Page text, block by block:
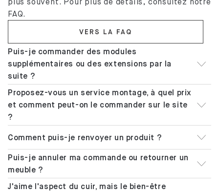
FAQ.
VERS LA FAQ
Puis-je commander des modules
supplémentaires ou des extensions par la
suite ?
Proposez-vous un service montage, à quel prix
et comment peut-on le commander sur le site
?
Comment puis-je renvoyer un produit ?
Puis-je annuler ma commande ou retourner un
meuble ?
J'aime l'aspect du cuir, mais le bien-être